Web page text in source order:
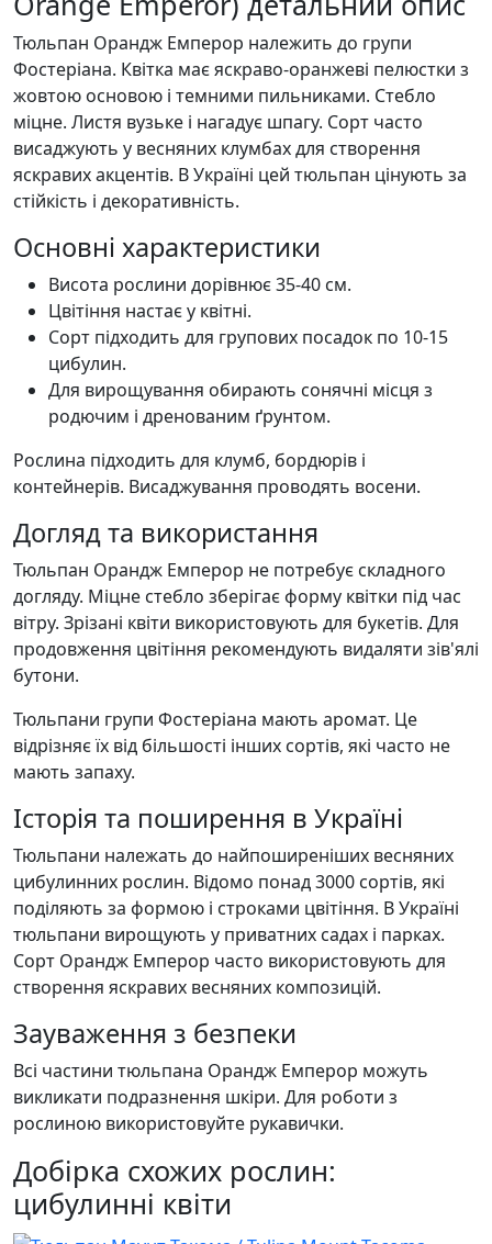
Тюльпан Орандж Емперор належить до групи
Фостеріана. Квітка має яскраво-оранжеві пелюстки з
жовтою основою і темними пильниками. Стебло
міцне. Листя вузьке і нагадує шпагу. Сорт часто
висаджують у весняних клумбах для створення
яскравих акцентів. В Україні цей тюльпан цінують за
стійкість і декоративність.
Основні характеристики
Висота рослини дорівнює 35-40 см.
Цвітіння настає у квітні.
Сорт підходить для групових посадок по 10-15
цибулин.
Для вирощування обирають сонячні місця з
родючим і дренованим ґрунтом.
Рослина підходить для клумб, бордюрів і
контейнерів. Висаджування проводять восени.
Догляд та використання
Тюльпан Орандж Емперор не потребує складного
догляду. Міцне стебло зберігає форму квітки під час
вітру. Зрізані квіти використовують для букетів. Для
продовження цвітіння рекомендують видаляти зів'ялі
бутони.
Тюльпани групи Фостеріана мають аромат. Це
відрізняє їх від більшості інших сортів, які часто не
мають запаху.
Історія та поширення в Україні
Тюльпани належать до найпоширеніших весняних
цибулинних рослин. Відомо понад 3000 сортів, які
поділяють за формою і строками цвітіння. В Україні
тюльпани вирощують у приватних садах і парках.
Сорт Орандж Емперор часто використовують для
створення яскравих весняних композицій.
Зауваження з безпеки
Всі частини тюльпана Орандж Емперор можуть
викликати подразнення шкіри. Для роботи з
рослиною використовуйте рукавички.
Добірка схожих рослин:
цибулинні квіти